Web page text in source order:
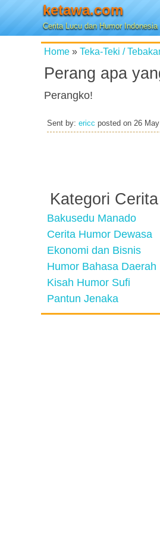
ketawa.com
Cerita Lucu dan Humor Indonesia
Home » Teka-Teki /
Perang apa
Perangko!
Sent by: ericc posted on 26
Kategori
Bakusedu Manado
Cerita Humor Dewasa
Ekonomi dan Bisnis
Humor Bahasa Daerah
Kisah Humor Sufi
Pantun Jenaka